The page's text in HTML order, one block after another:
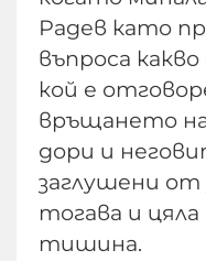
Радев като
въпроса
кой е
връщането
дори и
заглушени
тогава и
тишина.